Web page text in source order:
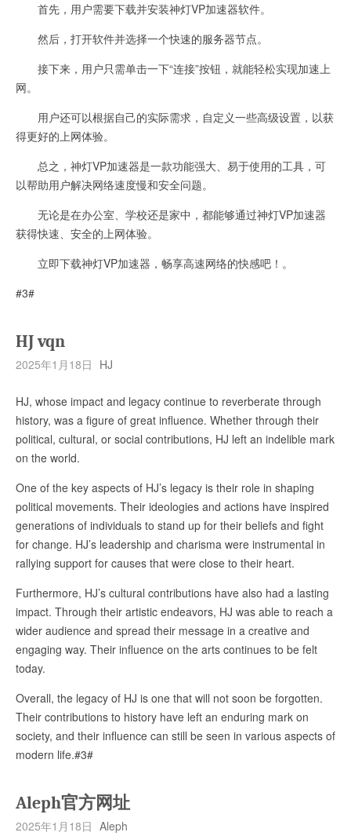
首先，用户需要下载并安装神灯VP加速器软件。
然后，打开软件并选择一个快速的服务器节点。
接下来，用户只需单击一下“连接”按钮，就能轻松实现加速上
网。
用户还可以根据自己的实际需求，自定义一些高级设置，以获
得更好的上网体验。
总之，神灯VP加速器是一款功能强大、易于使用的工具，可
以帮助用户解决网络速度慢和安全问题。
无论是在办公室、学校还是家中，都能够通过神灯VP加速器
获得快速、安全的上网体验。
立即下载神灯VP加速器，畅享高速网络的快感吧！。
#3#
HJ vqn
2025年1月18日 HJ
HJ, whose impact and legacy continue to reverberate through
history, was a figure of great influence. Whether through their
political, cultural, or social contributions, HJ left an indelible mark
on the world.
One of the key aspects of HJ’s legacy is their role in shaping
political movements. Their ideologies and actions have inspired
generations of individuals to stand up for their beliefs and fight
for change. HJ’s leadership and charisma were instrumental in
rallying support for causes that were close to their heart.
Furthermore, HJ’s cultural contributions have also had a lasting
impact. Through their artistic endeavors, HJ was able to reach a
wider audience and spread their message in a creative and
engaging way. Their influence on the arts continues to be felt
today.
Overall, the legacy of HJ is one that will not soon be forgotten.
Their contributions to history have left an enduring mark on
society, and their influence can still be seen in various aspects of
modern life.#3#
Aleph官方网址
2025年1月18日 Aleph